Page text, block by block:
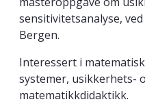
sensitivitetsanalyse,
Bergen.
Interessert i
systemer, usikkerhets-
matematikkdidaktikk.